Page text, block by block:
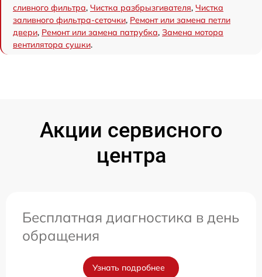
сливного фильтра, Чистка разбрызгивателя, Чистка
заливного фильтра-сеточки, Ремонт или замена петли
двери, Ремонт или замена патрубка, Замена мотора
вентилятора сушки.
Акции сервисного
центра
Бесплатная диагностика в день
обращения
Узнать подробнее